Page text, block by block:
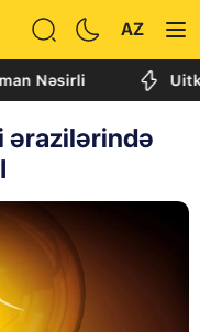
AZ
Uitkoff:
ərazilərində